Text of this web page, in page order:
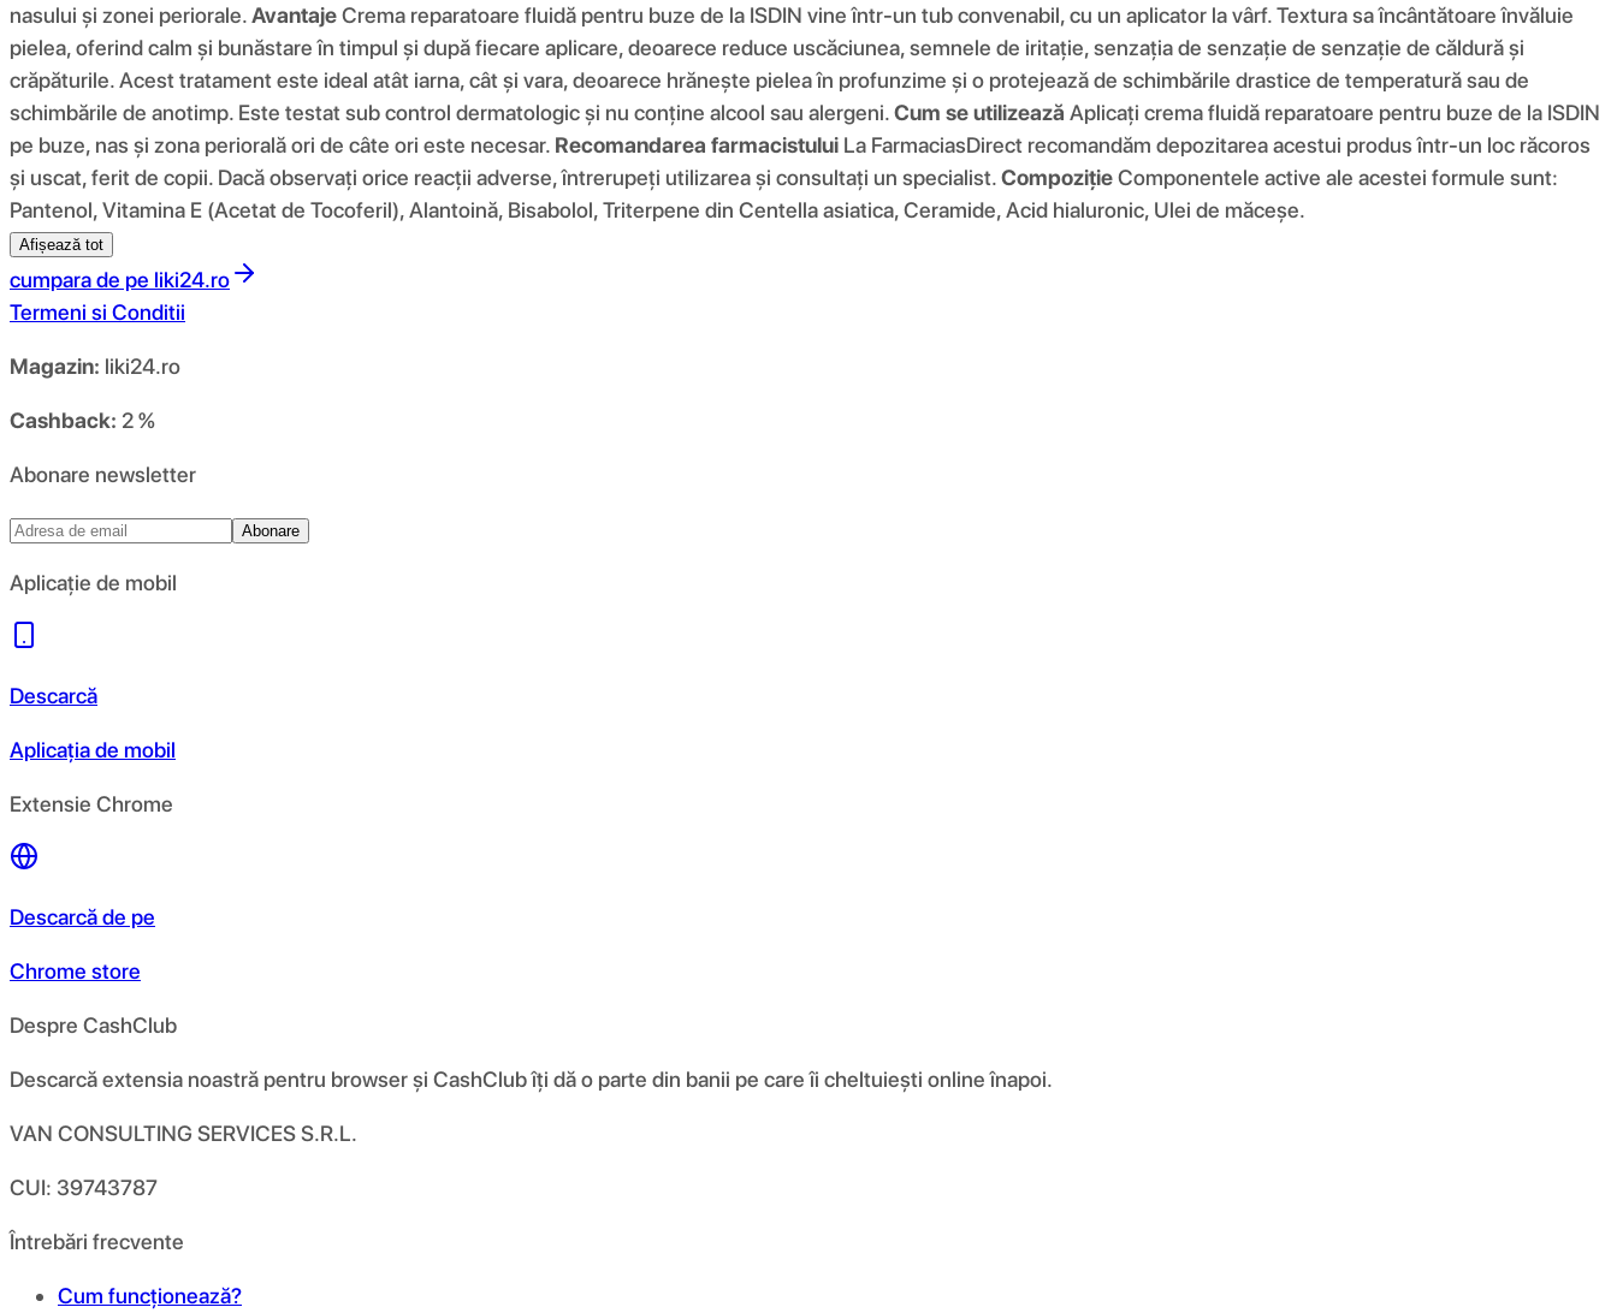
nasului și zonei periorale.AvantajeCrema reparatoare fluidă pentru buze de la ISDIN vine într-un tub convenabil, cu un aplicator la vârf. Textura sa încântătoare învăluie
pielea, oferind calm și bunăstare în timpul și după fiecare aplicare, deoarece reduce uscăciunea, semnele de iritație, senzația de senzație de senzație de căldură și
crăpăturile. Acest tratament este ideal atât iarna, cât și vara, deoarece hrănește pielea în profunzime și o protejează de schimbările drastice de temperatură sau de
schimbările de anotimp. Este testat sub control dermatologic și nu conține alcool sau alergeni.Cum se utilizează Aplicați crema fluidă reparatoare pentru buze de la ISDIN
pe buze, nas și zona periorală ori de câte ori este necesar. Recomandarea farmacistului La FarmaciasDirect recomandăm depozitarea acestui produs într-un loc răcoros
și uscat, ferit de copii. Dacă observați orice reacții adverse, întrerupeți utilizarea și consultați un specialist.CompoziţieComponentele active ale acestei formule sunt: ​​
Pantenol, Vitamina E (Acetat de Tocoferil), Alantoină, Bisabolol, Triterpene din Centella asiatica, Ceramide, Acid hialuronic, Ulei de măceșe.
Afișează tot
cumpara de pe liki24.ro
Termeni si Conditii
Magazin: liki24.ro
Cashback: 2 %
Abonare newsletter
Abonare
Aplicație de mobil
Descarcă
Aplicația de mobil
Extensie Chrome
Descarcă de pe
Chrome store
Despre CashClub
Descarcă extensia noastră pentru browser și CashClub îți dă o parte din banii pe care îi cheltuiești online înapoi.
VAN CONSULTING SERVICES S.R.L.
CUI: 39743787
Întrebări frecvente
Cum funcționează?